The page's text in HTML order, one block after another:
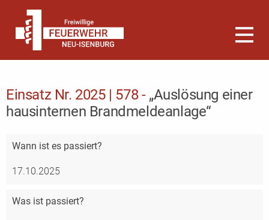
Einsatz Nr. 2025 | 578 - „Auslösung einer
hausinternen Brandmeldeanlage“
Wann ist es passiert?
17.10.2025
Was ist passiert?